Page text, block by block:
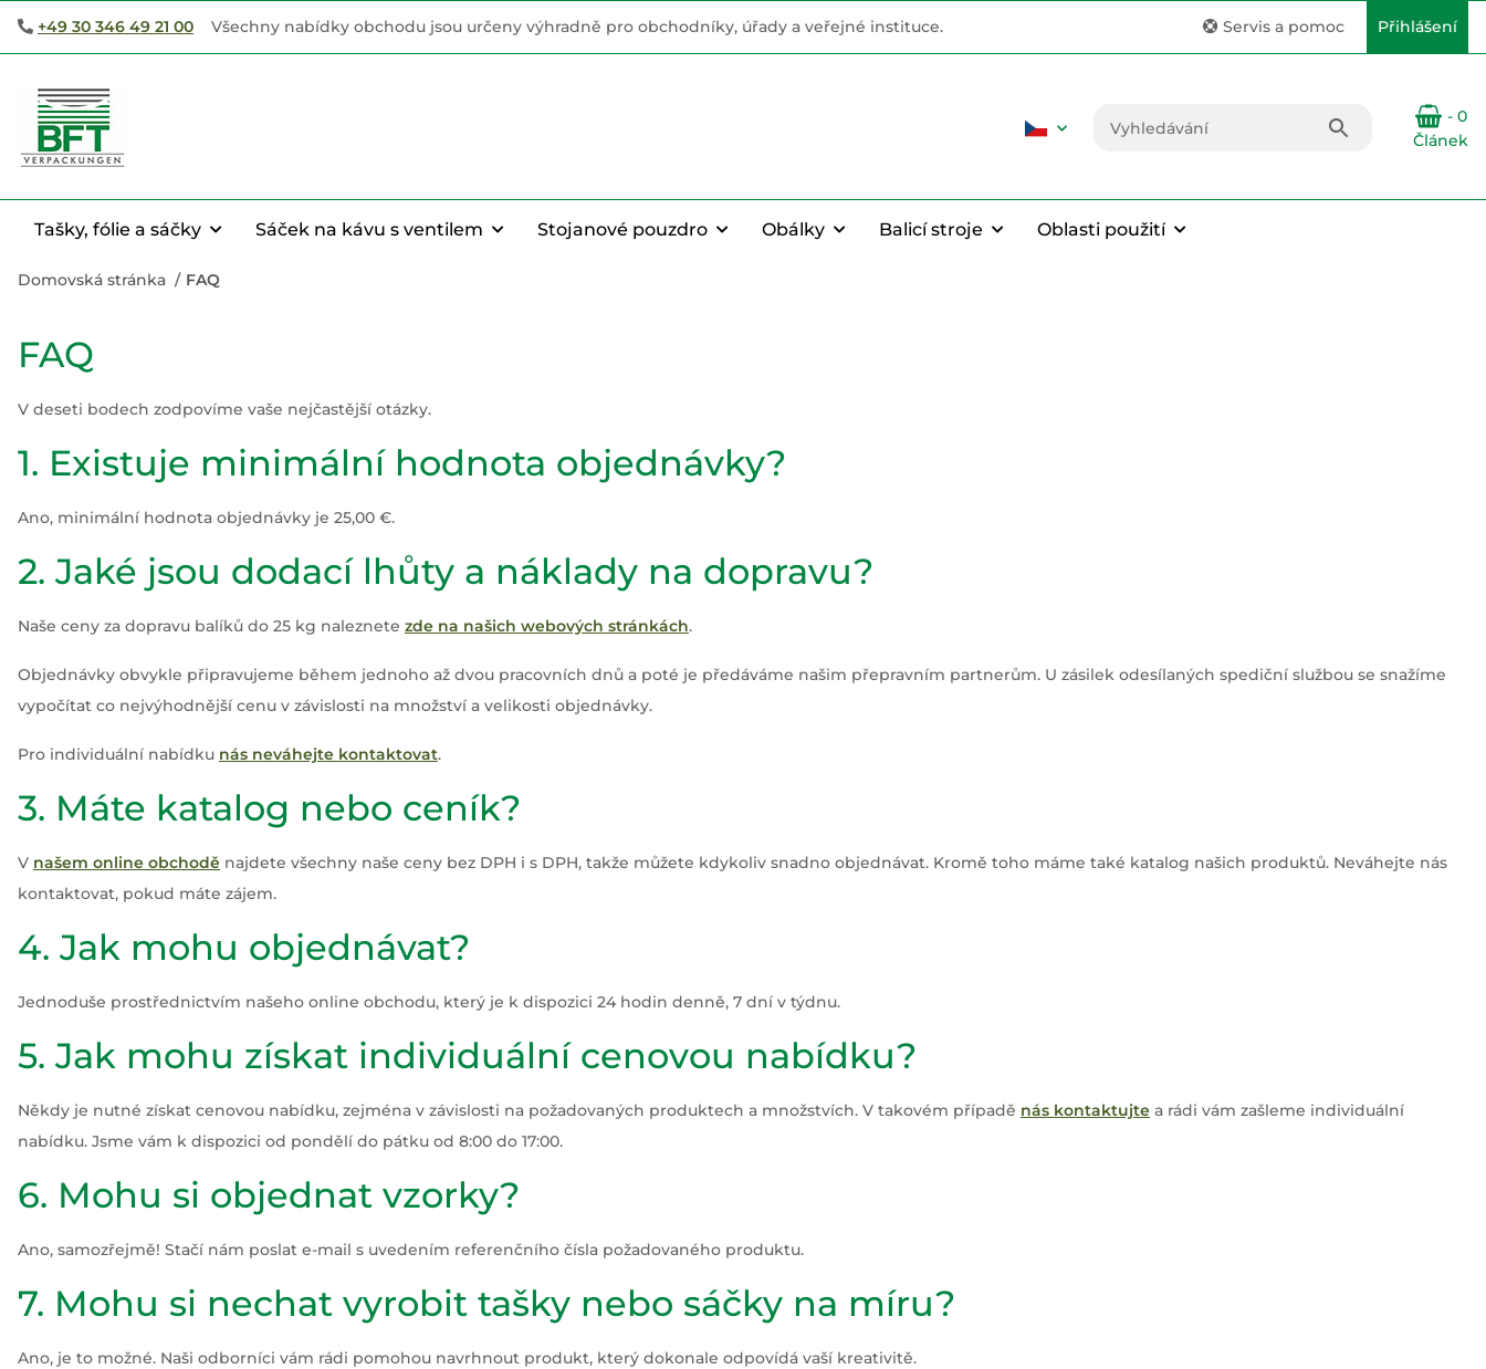
+49 30 346 49 21 00 Všechny nabídky obchodu jsou určeny výhradně pro obchodníky, úřady a veřejné instituce. Servis a pomoc Přihlášení
- 0
Článek
Tašky, fólie a sáčky Sáček na kávu s ventilem Stojanové pouzdro Obálky Balicí stroje Oblasti použití
Domovská stránka FAQ
FAQ
V deseti bodech zodpovíme vaše nejčastější otázky.
1. Existuje minimální hodnota objednávky?
Ano, minimální hodnota objednávky je 25,00 €.
2. Jaké jsou dodací lhůty a náklady na dopravu?
Naše ceny za dopravu balíků do 25 kg naleznete zde na našich webových stránkách.
Objednávky obvykle připravujeme během jednoho až dvou pracovních dnů a poté je předáváme našim přepravním partnerům. U zásilek odesílaných spediční službou se snažíme
vypočítat co nejvýhodnější cenu v závislosti na množství a velikosti objednávky.
Pro individuální nabídku nás neváhejte kontaktovat.
3. Máte katalog nebo ceník?
V našem online obchodě najdete všechny naše ceny bez DPH i s DPH, takže můžete kdykoliv snadno objednávat. Kromě toho máme také katalog našich produktů. Neváhejte nás
kontaktovat, pokud máte zájem.
4. Jak mohu objednávat?
Jednoduše prostřednictvím našeho online obchodu, který je k dispozici 24 hodin denně, 7 dní v týdnu.
5. Jak mohu získat individuální cenovou nabídku?
Někdy je nutné získat cenovou nabídku, zejména v závislosti na požadovaných produktech a množstvích. V takovém případě nás kontaktujte a rádi vám zašleme individuální
nabídku. Jsme vám k dispozici od pondělí do pátku od 8:00 do 17:00.
6. Mohu si objednat vzorky?
Ano, samozřejmě! Stačí nám poslat e-mail s uvedením referenčního čísla požadovaného produktu.
7. Mohu si nechat vyrobit tašky nebo sáčky na míru?
Ano, je to možné. Naši odborníci vám rádi pomohou navrhnout produkt, který dokonale odpovídá vaší kreativitě.